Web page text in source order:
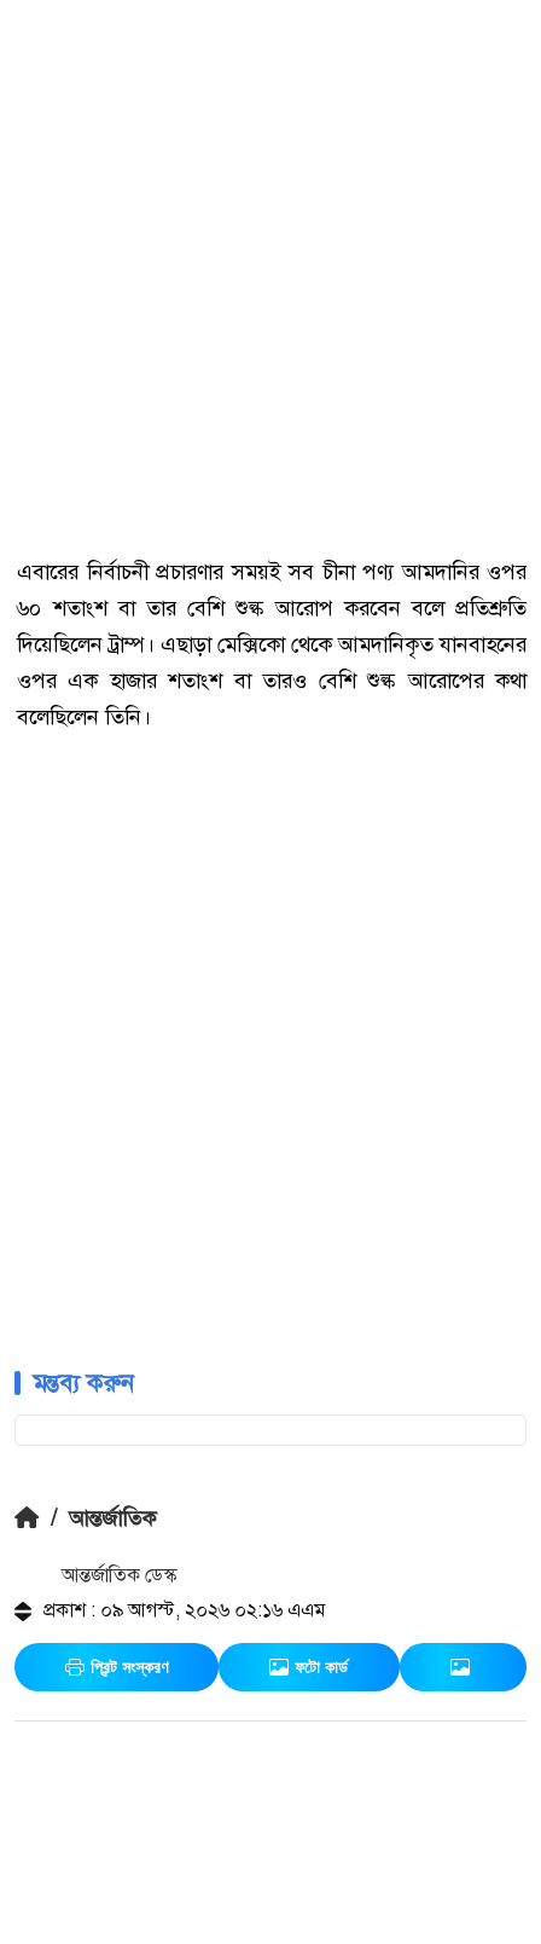
এবারের নির্বাচনী প্রচারণার সময়ই সব চীনা পণ্য আমদানির ওপর
৬০ শতাংশ বা তার বেশি শুল্ক আরোপ করবেন বলে প্রতিশ্রুতি
দিয়েছিলেন ট্রাম্প। এছাড়া মেক্সিকো থেকে আমদানিকৃত যানবাহনের
ওপর এক হাজার শতাংশ বা তারও বেশি শুল্ক আরোপের কথা
বলেছিলেন তিনি।
মন্তব্য করুন
/ আন্তর্জাতিক
আন্তর্জাতিক ডেস্ক
প্রকাশ : ০৯ আগস্ট, ২০২৬ ০২:১৬ এএম
প্রিন্ট সংস্করণ ফটো কার্ড